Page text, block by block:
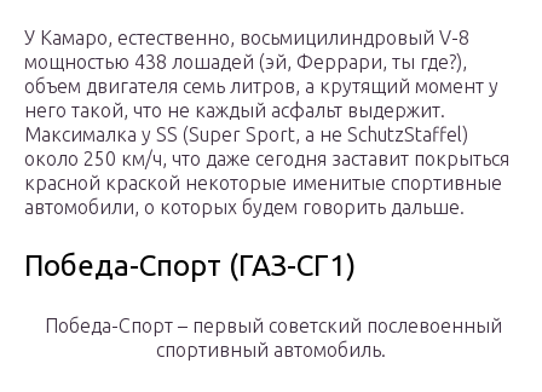
У Камаро, естественно, восьмицилиндровый V-8
мощностью 438 лошадей (эй, Феррари, ты где?),
объем двигателя семь литров, а крутящий момент у
него такой, что не каждый асфальт выдержит.
Максималка у SS (Super Sport, а не SchutzStaffel)
около 250 км/ч, что даже сегодня заставит покрыться
красной краской некоторые именитые спортивные
автомобили, о которых будем говорить дальше.
Победа-Спорт (ГАЗ-СГ1)
Победа-Спорт – первый советский послевоенный
спортивный автомобиль.